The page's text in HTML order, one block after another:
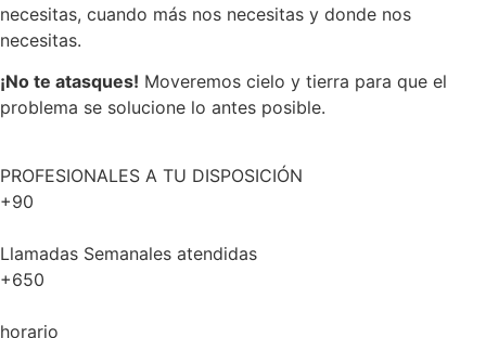
necesitas, cuando más nos necesitas y donde nos
necesitas.
¡No te atasques! Moveremos cielo y tierra para que el
problema se solucione lo antes posible.
PROFESIONALES A TU DISPOSICIÓN
+90
Llamadas Semanales atendidas
+650
horario